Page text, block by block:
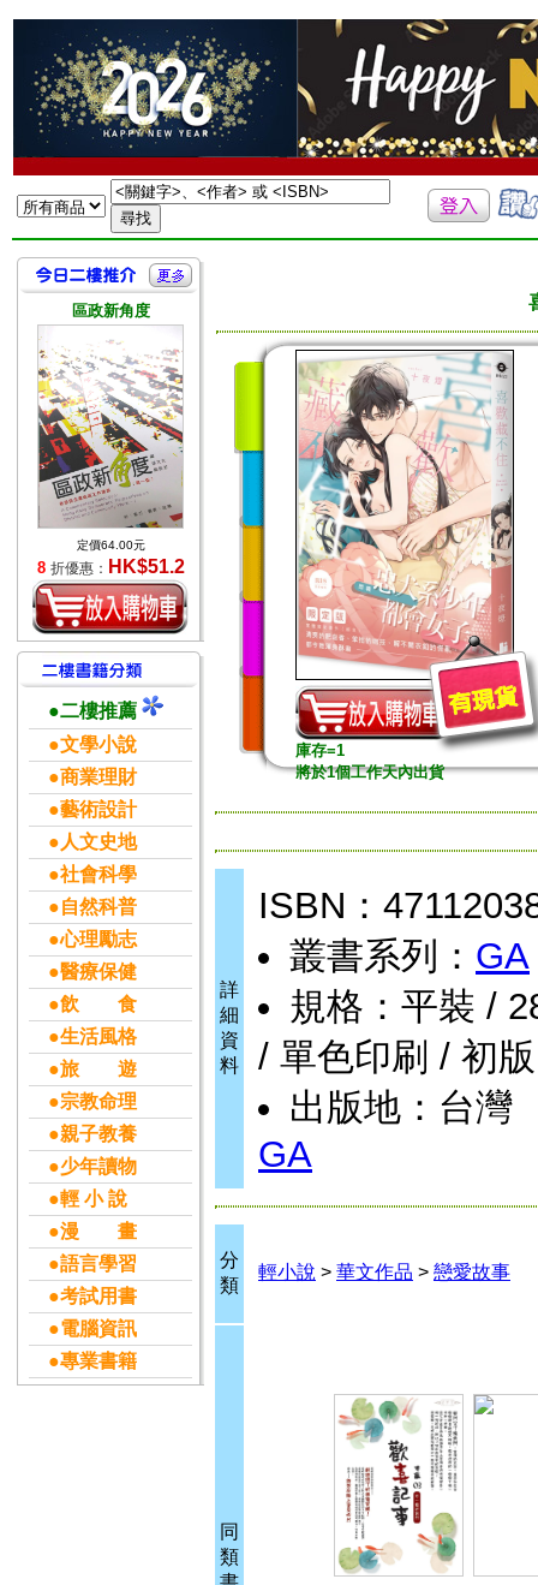
區政新角度
定價64.00元
8 折優惠： HK$51.2
●二樓推薦
●文學小說
●商業理財
●藝術設計
●人文史地
●社會科學
●自然科普
●心理勵志
●醫療保健
●飲 食
●生活風格
●旅 遊
●宗教命理
●親子教養
●少年讀物
●輕 小 說
●漫 畫
●語言學習
●考試用書
●電腦資訊
●專業書籍
庫存=1
將於1個工作天內出貨
詳
細
資
料
ISBN：
叢書系列： GA
規格：平裝 /
/ 單色印刷 / 初版
出版地：台灣
GA
分
類
輕小說 > 華文作品 > 戀愛故事
同
類